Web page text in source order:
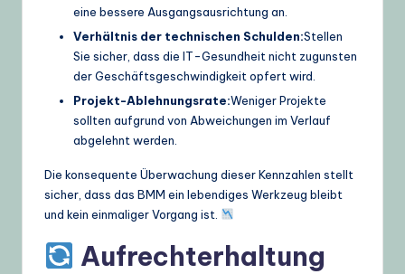
eine bessere Ausgangsausrichtung an.
Verhältnis der technischen Schulden:Stellen
Sie sicher, dass die IT-Gesundheit nicht zugunsten
der Geschäftsgeschwindigkeit opfert wird.
Projekt-Ablehnungsrate:Weniger Projekte
sollten aufgrund von Abweichungen im Verlauf
abgelehnt werden.
Die konsequente Überwachung dieser Kennzahlen stellt
sicher, dass das BMM ein lebendiges Werkzeug bleibt
und kein einmaliger Vorgang ist.
Aufrechterhaltung